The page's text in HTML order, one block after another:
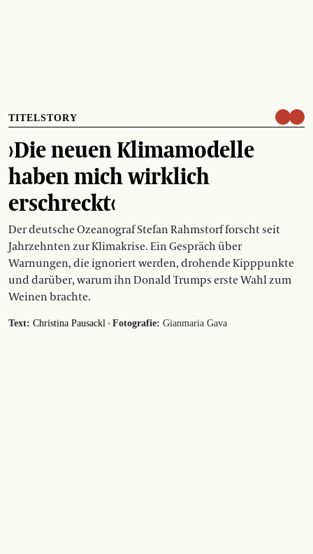
TITELSTORY
›Die neuen Klimamodelle
haben mich wirklich
erschreckt‹
Der deutsche Ozeanograf Stefan Rahmstorf forscht seit
Jahrzehnten zur Klimakrise. Ein Gespräch über
Warnungen, die ignoriert werden, drohende Kipppunkte
und darüber, warum ihn Donald Trumps erste Wahl zum
Weinen brachte.
Text: Christina Pausackl · Fotografie: Gianmaria Gava